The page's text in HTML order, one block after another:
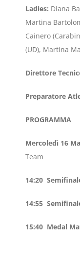
Ladies: Diana
Martina
Cainero
(UD), Martina
Direttore
Preparatore
PROGRAMMA
Mercoledì 16
Team
14:20
14:55
15:40 Medal